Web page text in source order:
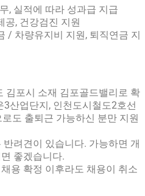
, 실적에 따라 성과급 지급
공, 건강검진 지원
/ 차량유지비 지원, 퇴직연금 지
김포시 소재 김포골드밸리로 확
산업단지, 인천도시철도2호선
도 출퇴근 가능하신 분만 지원
려견이 있습니다. 가능하면 개
좋겠습니다.
용 확정 이후라도 채용이 취소